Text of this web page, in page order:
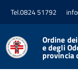
Tel.0824 51792
Ordine
e degli
provincia